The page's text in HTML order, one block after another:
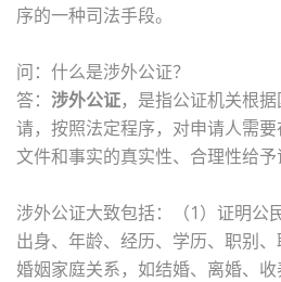
序的一种司法手段。
问：什么是涉外公证？
答： 涉外公证，是指公证机关根
请，按照法定程序，对申请人需要
文件和事实的真实性、合理性给予
涉外公证大致包括：（1）证明公
出身、年龄、经历、学历、职别
婚姻家庭关系，如结婚、离婚、收